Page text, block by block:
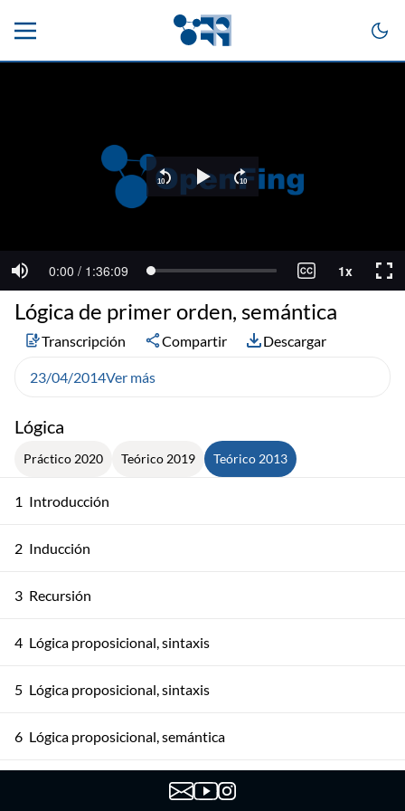
Lógica
Práctico 2020 Teórico 2019 Teórico 2013
1 Introducción
2 Inducción
3 Recursión
4 Lógica proposicional, sintaxis
5 Lógica proposicional, sintaxis
6 Lógica proposicional, semántica
Lógica proposicional, semántica
Lógica de primer orden, semántica
Transcripción Compartir Descargar
23/04/2014Ver más